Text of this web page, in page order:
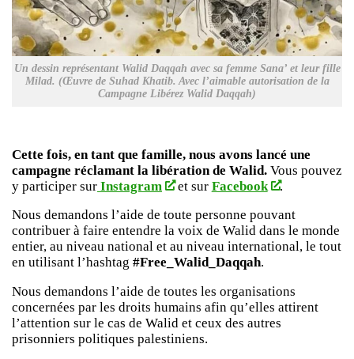
Un dessin représentant Walid Daqqah avec sa femme Sana’ et leur fille
Milad. (Œuvre de Suhad Khatib. Avec l’aimable autorisation de la
Campagne Libérez Walid Daqqah)
Cette fois, en tant que famille, nous avons lancé une
campagne réclamant la libération de Walid. Vous pouvez
y participer sur Instagram et sur Facebook
.
Nous demandons l’aide de toute personne pouvant
contribuer à faire entendre la voix de Walid dans le monde
entier, au niveau national et au niveau international, le tout
en utilisant l’hashtag #Free_Walid_Daqqah.
Nous demandons l’aide de toutes les organisations
concernées par les droits humains afin qu’elles attirent
l’attention sur le cas de Walid et ceux des autres
prisonniers politiques palestiniens.